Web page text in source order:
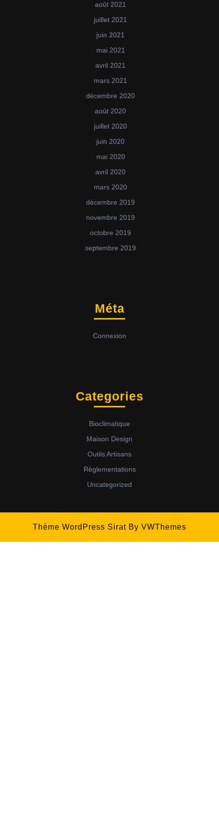
août 2021
juillet 2021
juin 2021
mai 2021
avril 2021
mars 2021
décembre 2020
août 2020
juillet 2020
juin 2020
mai 2020
avril 2020
mars 2020
décembre 2019
novembre 2019
octobre 2019
septembre 2019
Méta
Connexion
Categories
Bioclimatique
Maison Design
Outils Artisans
Règlementations
Uncategorized
Thème WordPress Sirat By VWThemes